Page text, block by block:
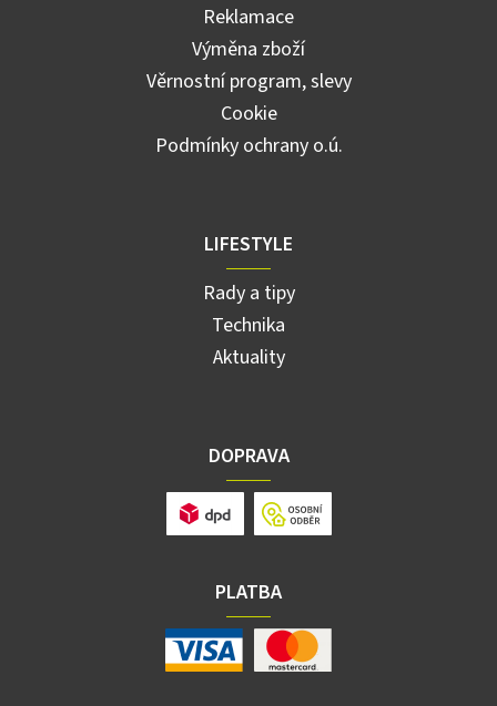
Reklamace
Výměna zboží
Věrnostní program, slevy
Cookie
Podmínky ochrany o.ú.
LIFESTYLE
Rady a tipy
Technika
Aktuality
DOPRAVA
PLATBA